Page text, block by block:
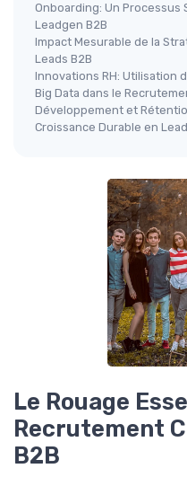
Onboarding: Un
Leadgen B2B
Impact Mesurable de la
Leads B2B
Innovations RH: Utilisation
Big Data dans le
Développement et
Croissance Durable en
Le Rouage
Recrutement
B2B